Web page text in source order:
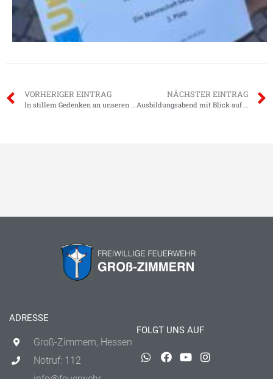
VORHERIGER EINTRAG NÄCHSTER EINTRAG
ADRESSE
Groß-Zimmern, Hessen
Notruf: 112
FOLGT UNS AUF